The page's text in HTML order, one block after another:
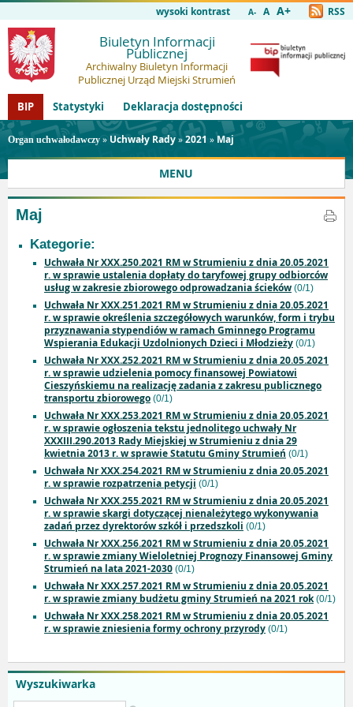
wysoki kontrast A- A A+ RSS
Biuletyn Informacji
Publicznej
Archiwalny Biuletyn Informacji
Publicznej Urząd Miejski Strumień
BIP
Statystyki Deklaracja dostępności
Organ uchwałodawczy » Uchwały Rady»2021 »Maj
MENU
Wyszukiwarka
Maj
Kategorie:
Uchwała Nr XXX.250.2021 RM w Strumieniu z dnia 20.05.2021
r. w sprawie ustalenia dopłaty do taryfowej grupy odbiorców
usług w zakresie zbiorowego odprowadzania ścieków (0/1)
Uchwała Nr XXX.251.2021 RM w Strumieniu z dnia 20.05.2021
r. w sprawie określenia szczegółowych warunków, form i trybu
przyznawania stypendiów w ramach Gminnego Programu
Wspierania Edukacji Uzdolnionych Dzieci i Młodzieży (0/1)
Uchwała Nr XXX.252.2021 RM w Strumieniu z dnia 20.05.2021
r. w sprawie udzielenia pomocy finansowej Powiatowi
Cieszyńskiemu na realizację zadania z zakresu publicznego
transportu zbiorowego (0/1)
Uchwała Nr XXX.253.2021 RM w Strumieniu z dnia 20.05.2021
r. w sprawie ogłoszenia tekstu jednolitego uchwały Nr
XXXIII.290.2013 Rady Miejskiej w Strumieniu z dnia 29
kwietnia 2013 r. w sprawie Statutu Gminy Strumień (0/1)
Uchwała Nr XXX.254.2021 RM w Strumieniu z dnia 20.05.2021
r. w sprawie rozpatrzenia petycji (0/1)
Uchwała Nr XXX.255.2021 RM w Strumieniu z dnia 20.05.2021
r. w sprawie skargi dotyczącej nienależytego wykonywania
zadań przez dyrektorów szkół i przedszkoli (0/1)
Uchwała Nr XXX.256.2021 RM w Strumieniu z dnia 20.05.2021
r. w sprawie zmiany Wieloletniej Prognozy Finansowej Gminy
Strumień na lata 2021-2030 (0/1)
Uchwała Nr XXX.257.2021 RM w Strumieniu z dnia 20.05.2021
r. w sprawie zmiany budżetu gminy Strumień na 2021 rok(0/1)
Uchwała Nr XXX.258.2021 RM w Strumieniu z dnia 20.05.2021
r. w sprawie zniesienia formy ochrony przyrody (0/1)